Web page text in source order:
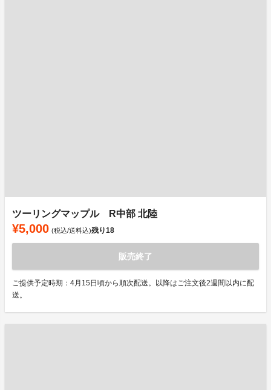
ツーリングマップル R中部 北陸
¥5,000 (税込/送料込)残り18
販売終了
ご提供予定時期：4月15日頃から順次配送。以降はご注文後2週間以内に配
送。